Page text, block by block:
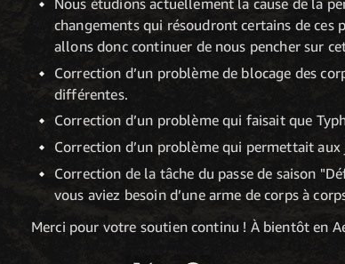
Nous étudions actuellement la cause de la
changements qui résoudront certains de ces
allons donc continuer de nous pencher sur
Correction d’un problème de blocage des
différentes.
Correction d’un problème qui faisait que
Correction d’un problème qui permettait
Correction de la tâche du passe de saison
vous aviez besoin d’une arme de corps à
Merci pour votre soutien continu ! À bientôt en